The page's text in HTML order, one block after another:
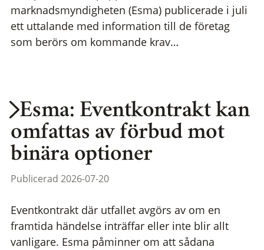
marknadsmyndigheten (Esma) publicerade i juli
ett uttalande med information till de företag
som berörs om kommande krav…
Esma: Eventkontrakt kan
omfattas av förbud mot
binära optioner
Publicerad 2026-07-20
Eventkontrakt där utfallet avgörs av om en
framtida händelse inträffar eller inte blir allt
vanligare. Esma påminner om att sådana